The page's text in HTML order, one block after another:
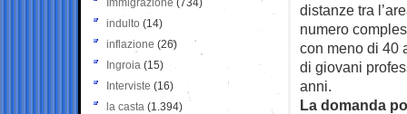
distanze tra
numero
con meno di 40
di giovani
anni.
La domanda
Immigrazione (734)
indulto (14)
inflazione (26)
Ingroia (15)
Interviste (16)
la casta (1.394)